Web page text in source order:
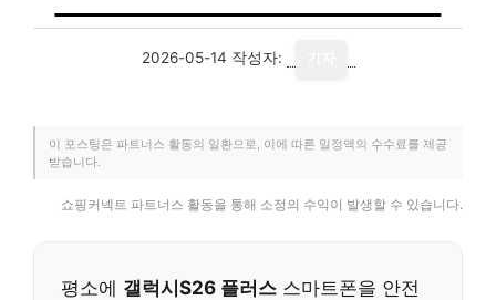
2026-05-14 작성자:
이 포스팅은 파트너스 활동의 일환으로, 이에 따른 일정액의 수수료를 제공
받습니다.
쇼핑커넥트 파트너스 활동을 통해 소정의 수익이 발생할 수 있습니다.
평소에 갤럭시S26 플러스 스마트폰을 안전